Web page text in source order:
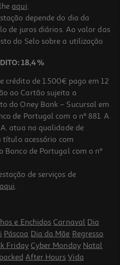
A37
Iphone 16/15
aqui.
depende do dia da
de juros diários. Ao valor das
do Selo sobre a utilização
18,4 %
crédito de 1.500€ pago em 12
ao Cartão sujeita a
do Oney Bank – Sucursal em
de Portugal com o nº 881. A
atua na qualidade de
título acessório com
Banco de Portugal com o nº
de serviços de
aqui.
e Enchidos Carnaval Dia
Páscoa Dia da Mãe Regresso
Friday Cyber Monday Natal
After Hours Vida